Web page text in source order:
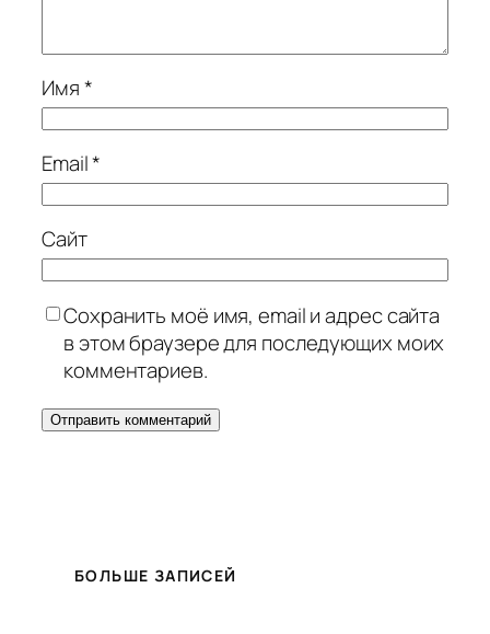
Имя*
Email*
Сайт
Сохранить моё имя, email и адрес сайта
в этом браузере для последующих моих
комментариев.
БОЛЬШЕ ЗАПИСЕЙ